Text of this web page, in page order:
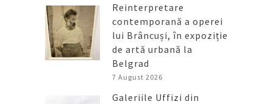
Reinterpretare
contemporană a operei
lui Brâncuși, în expoziție
de artă urbană la
Belgrad
7 August 2026
Galeriile Uffizi din